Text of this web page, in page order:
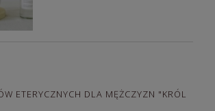
ETERYCZNYCH DLA MĘŻCZYZN "KRÓL